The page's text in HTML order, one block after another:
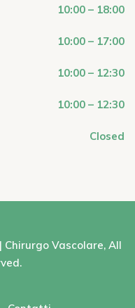
10:00 – 18:00
10:00 – 17:00
10:00 – 12:30
10:00 – 12:30
Closed
Chirurgo Vascolare, All